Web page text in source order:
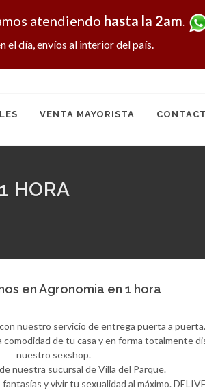
atendiendo hasta la 2am.
el día, envíos al interior del país.
VENTA MAYORISTA
HORA
en Agronomia en 1 hora
nuestro servicio de entrega puerta a puerta.
de tu casa y en forma totalmente
nuestro sexshop.
nuestra sucursal de Villa del Parque.
y vivir tu sexualidad al máximo.